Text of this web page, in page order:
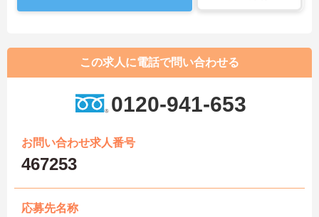
この求人に電話で問い合わせる
0120-941-653
お問い合わせ求人番号
467253
応募先名称